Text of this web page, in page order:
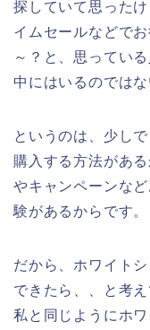
探していて思った
イムセールなどで
～？と、思ってい
中にはいるのでは
というのは、少し
購入する方法があ
やキャンペーンな
験があるからです。
だから、ホワイト
できたら、、と考
私と同じようにホ